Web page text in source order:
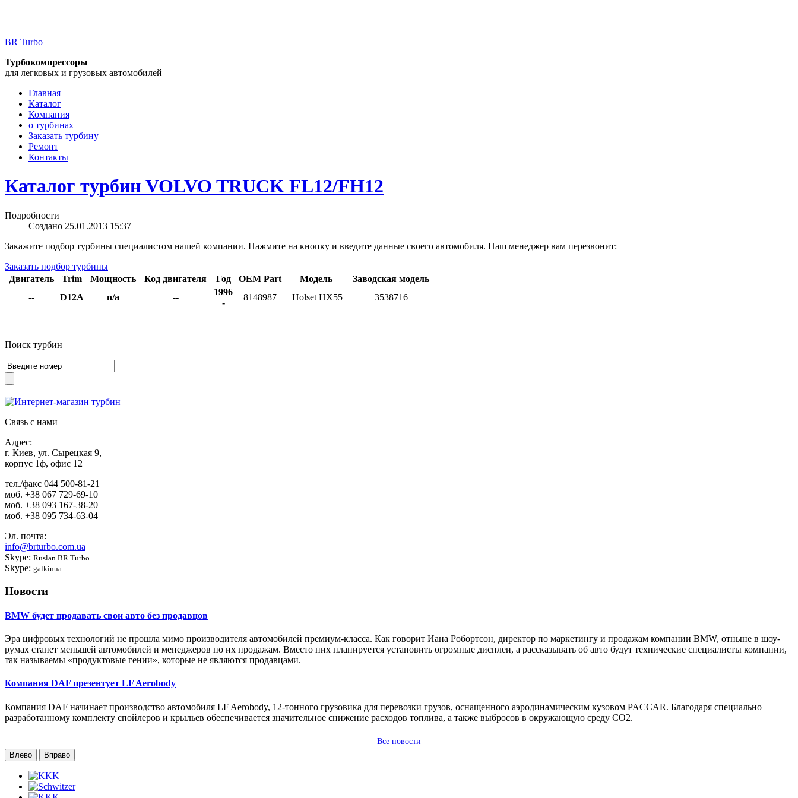
BR Turbo
Турбокомпрессоры
для легковых и грузовых автомобилей
Главная
Каталог
Компания
о турбинах
Заказать турбину
Ремонт
Контакты
Каталог турбин VOLVO TRUCK FL12/FH12
Подробности
Создано 25.01.2013 15:37
Закажите подбор турбины специалистом нашей компании. Нажмите на кнопку и введите данные своего автомобиля. Наш менеджер вам перезвонит:
Заказать подбор турбины
Двигатель
Trim Мощность Код двигателя Год OEM Part Модель
Заводская модель
--
D12A n/a --
1996
-
8148987 Holset HX55 3538716
Поиск турбин
Связь с нами
Адрес:
г. Киев, ул. Сырецкая 9,
корпус 1ф, офис 12
тел./факс 044 500-81-21
моб. +38 067 729-69-10
моб. +38 093 167-38-20
моб. +38 095 734-63-04
Эл. почта:
info@brturbo.com.ua
Skype: Ruslan BR Turbo
Skype: galkinua
Новости
BMW будет продавать свои авто без продавцов
Эра цифровых технологий не прошла мимо производителя автомобилей премиум-класса. Как говорит Иана Робортсон, директор по маркетингу и продажам компании BMW, отныне в шоу-
румах станет меньшей автомобилей и менеджеров по их продажам. Вместо них планируется установить огромные дисплеи, а рассказывать об авто будут технические специалисты компании,
так называемы «продуктовые гении», которые не являются продавцами.
Компания DAF презентует LF Aerobody
Компания DAF начинает производство автомобиля LF Aerobody, 12-тонного грузовика для перевозки грузов, оснащенного аэродинамическим кузовом PACCAR. Благодаря специально
разработанному комплекту спойлеров и крыльев обеспечивается значительное снижение расходов топлива, а также выбросов в окружающую среду CO2.
Все новости
Влево
Вправо